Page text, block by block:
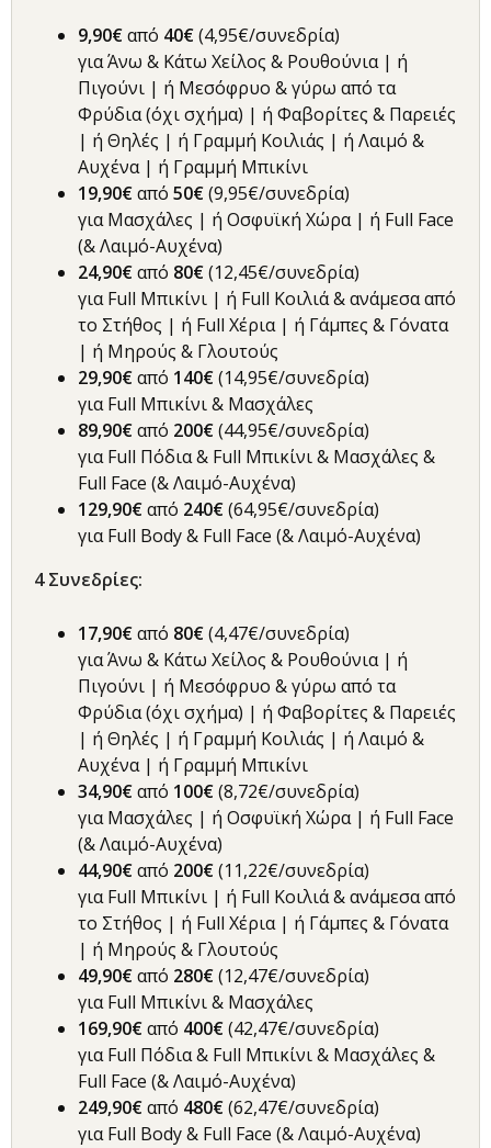
9,90€από 40€(4,95€/συνεδρία)
για Άνω & Κάτω Χείλος & Ρουθούνια | ή
Πιγούνι | ή Μεσόφρυο & γύρω από τα
Φρύδια (όχι σχήμα) | ή Φαβορίτες & Παρειές
| ή Θηλές | ή Γραμμή Κοιλιάς | ή Λαιμό &
Αυχένα | ή Γραμμή Μπικίνι
19,90€από 50€(9,95€/συνεδρία)
για Μασχάλες | ή Οσφυϊκή Χώρα | ή Full Face
(& Λαιμό-Αυχένα)
24,90€από 80€(12,45€/συνεδρία)
για Full Μπικίνι | ή Full Κοιλιά & ανάμεσα από
το Στήθος | ή Full Χέρια | ή Γάμπες & Γόνατα
| ή Μηρούς & Γλουτούς
29,90€από 140€(14,95€/συνεδρία)
για Full Μπικίνι & Μασχάλες
89,90€από 200€(44,95€/συνεδρία)
για Full Πόδια & Full Μπικίνι & Μασχάλες &
Full Face (& Λαιμό-Αυχένα)
129,90€από 240€(64,95€/συνεδρία)
για Full Body & Full Face (& Λαιμό-Αυχένα)
4 Συνεδρίες:
17,90€από 80€(4,47€/συνεδρία)
για Άνω & Κάτω Χείλος & Ρουθούνια | ή
Πιγούνι | ή Μεσόφρυο & γύρω από τα
Φρύδια (όχι σχήμα) | ή Φαβορίτες & Παρειές
| ή Θηλές | ή Γραμμή Κοιλιάς | ή Λαιμό &
Αυχένα | ή Γραμμή Μπικίνι
34,90€από 100€(8,72€/συνεδρία)
για Μασχάλες | ή Οσφυϊκή Χώρα | ή Full Face
(& Λαιμό-Αυχένα)
44,90€από 200€(11,22€/συνεδρία)
για Full Μπικίνι | ή Full Κοιλιά & ανάμεσα από
το Στήθος | ή Full Χέρια | ή Γάμπες & Γόνατα
| ή Μηρούς & Γλουτούς
49,90€από 280€(12,47€/συνεδρία)
για Full Μπικίνι & Μασχάλες
169,90€από 400€(42,47€/συνεδρία)
για Full Πόδια & Full Μπικίνι & Μασχάλες &
Full Face (& Λαιμό-Αυχένα)
249,90€από 480€(62,47€/συνεδρία)
για Full Body & Full Face (& Λαιμό-Αυχένα)